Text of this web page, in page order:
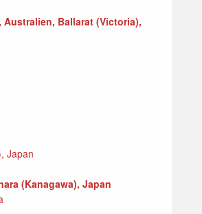
Ballarat (Victoria),
Japan
(Kanagawa), Japan